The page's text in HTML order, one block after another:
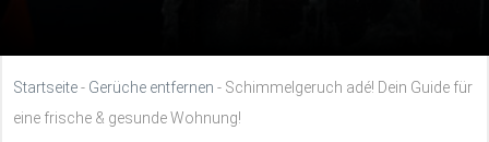
Startseite- Gerüche entfernen - Schimmelgeruch adé! Dein Guide für
eine frische & gesunde Wohnung!